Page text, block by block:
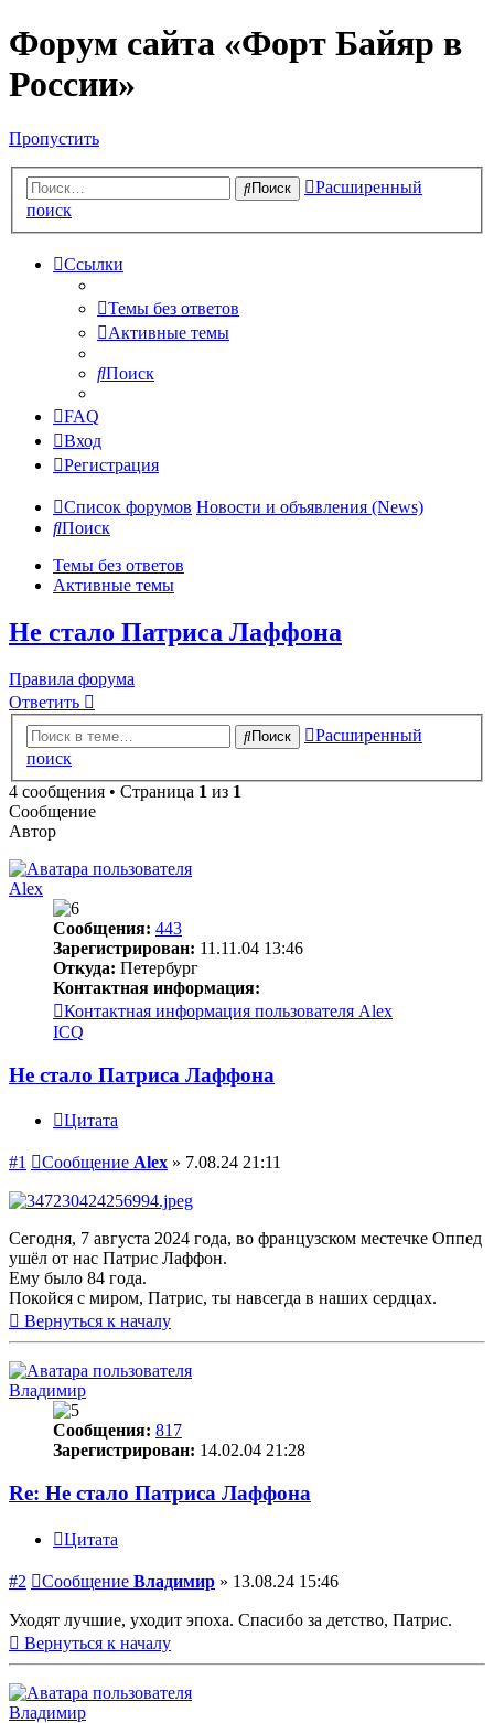
Форум сайта «Форт Байяр в
России»
Пропустить
Поиск
Расширенный
поиск
Ссылки
Темы без ответов
Активные темы
Поиск
FAQ
Вход
Регистрация
Список форумов Новости и объявления (News)
Поиск
Темы без ответов
Активные темы
Не стало Патриса Лаффона
Правила форума
Ответить
Поиск
Расширенный
поиск
4 сообщения • Страница 1 из 1
Сообщение
Автор
Alex
Сообщения: 443
Зарегистрирован: 11.11.04 13:46
Откуда: Петербург
Контактная информация:
Контактная информация пользователя Alex
ICQ
Не стало Патриса Лаффона
Цитата
#1 Сообщение Alex » 7.08.24 21:11
Сегодня, 7 августа 2024 года, во французском местечке Оппед
ушёл от нас Патрис Лаффон.
Ему было 84 года.
Покойся с миром, Патрис, ты навсегда в наших сердцах.
Вернуться к началу
Владимир
Сообщения: 817
Зарегистрирован: 14.02.04 21:28
Re: Не стало Патриса Лаффона
Цитата
#2 Сообщение Владимир » 13.08.24 15:46
Уходят лучшие, уходит эпоха. Спасибо за детство, Патрис.
Вернуться к началу
Владимир